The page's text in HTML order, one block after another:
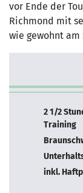
vor Ende der
Richmond mit
wie gewohnt
2 1/2
Training
inkl.